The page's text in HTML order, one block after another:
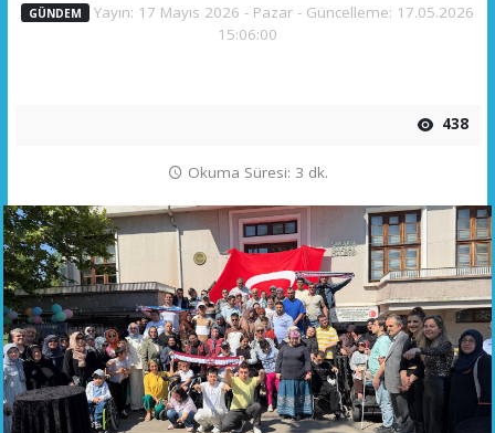
GÜNDEM Yayın: 17 Mayıs 2026 - Pazar - Güncelleme: 17.05.2026
15:06:00
438
Okuma Süresi: 3 dk.